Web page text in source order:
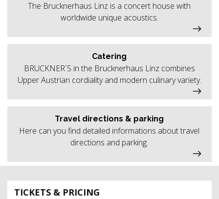
TICKETS & PRICING
The Brucknerhaus Linz is a concert house with
worldwide unique acoustics.
Catering
BRUCKNER´S in the Brucknerhaus Linz combines
Upper Austrian cordiality and modern culinary variety.
Travel directions & parking
Here can you find detailed informations about travel
directions and parking.